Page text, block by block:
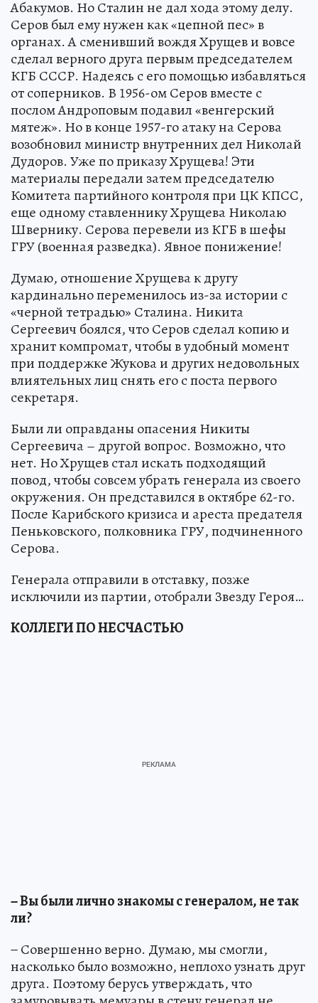
Абакумов. Но Сталин не дал хода этому делу.
Серов был ему нужен как «цепной пес» в
органах. А сменивший вождя Хрущев и вовсе
сделал верного друга первым председателем
КГБ СССР. Надеясь с его помощью избавляться
от соперников. В 1956-ом Серов вместе с
послом Андроповым подавил «венгерский
мятеж». Но в конце 1957-го атаку на Серова
возобновил министр внутренних дел Николай
Дудоров. Уже по приказу Хрущева! Эти
материалы передали затем председателю
Комитета партийного контроля при ЦК КПСС,
еще одному ставленнику Хрущева Николаю
Швернику. Серова перевели из КГБ в шефы
ГРУ (военная разведка). Явное понижение!
Думаю, отношение Хрущева к другу
кардинально переменилось из-за истории с
«черной тетрадью» Сталина. Никита
Сергеевич боялся, что Серов сделал копию и
хранит компромат, чтобы в удобный момент
при поддержке Жукова и других недовольных
влиятельных лиц снять его с поста первого
секретаря.
Были ли оправданы опасения Никиты
Сергеевича – другой вопрос. Возможно, что
нет. Но Хрущев стал искать подходящий
повод, чтобы совсем убрать генерала из своего
окружения. Он представился в октябре 62-го.
После Карибского кризиса и ареста предателя
Пеньковского, полковника ГРУ, подчиненного
Серова.
Генерала отправили в отставку, позже
исключили из партии, отобрали Звезду Героя…
КОЛЛЕГИ ПО НЕСЧАСТЬЮ
− Вы были лично знакомы с генералом, не так
ли?
− Совершенно верно. Думаю, мы смогли,
насколько было возможно, неплохо узнать друг
друга. Поэтому берусь утверждать, что